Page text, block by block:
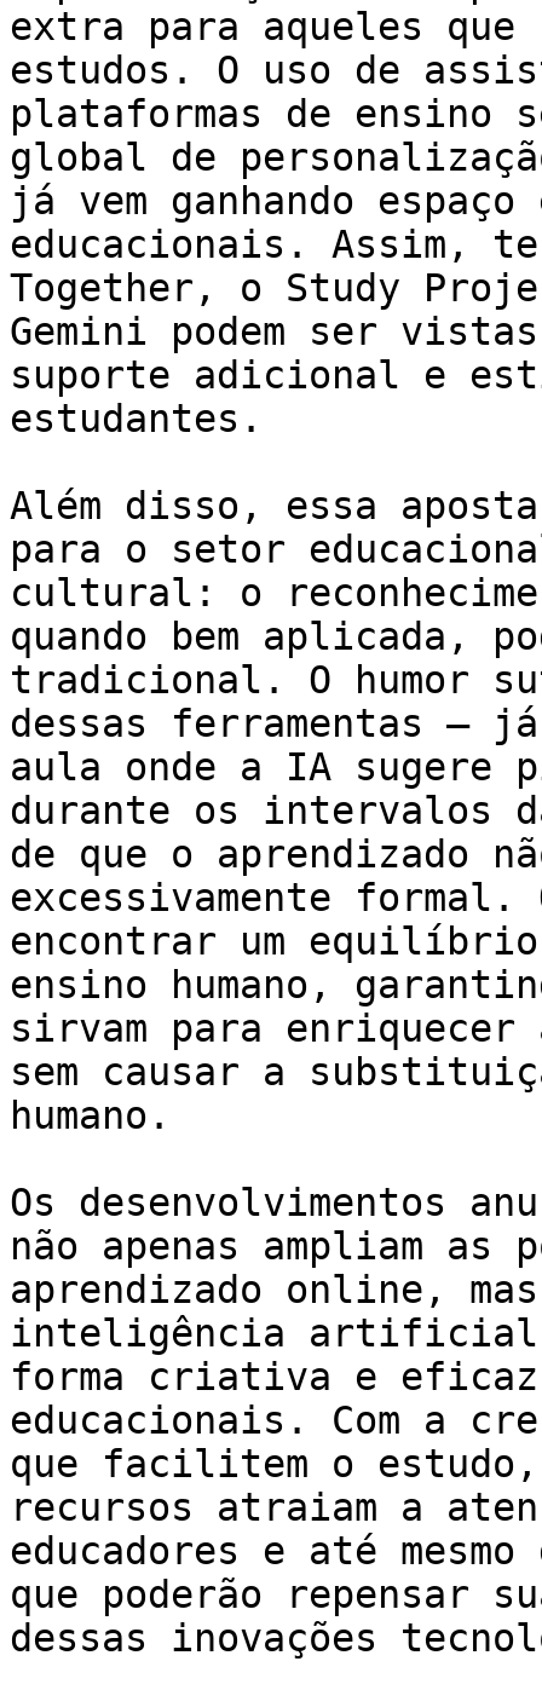
extra para aqueles que
estudos. O uso de
plataformas de ensino
global de
já vem ganhando
educacionais. Assim,
Together, o Study
Gemini podem ser
suporte adicional e
estudantes.
Além disso, essa
para o setor
cultural: o
quando bem aplicada,
tradicional. O humor
dessas ferramentas –
aula onde a IA sugere
durante os intervalos
de que o aprendizado
excessivamente
encontrar um
ensino humano,
sirvam para
sem causar a
humano.
Os desenvolvimentos
não apenas ampliam as
aprendizado online, mas
inteligência artificial
forma criativa e eficaz
educacionais. Com a
que facilitem o estudo,
recursos atraiam a
educadores e até
que poderão repensar
dessas inovações